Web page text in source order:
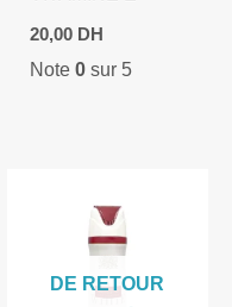
20,00 DH
Note0 sur 5
DE RETOUR